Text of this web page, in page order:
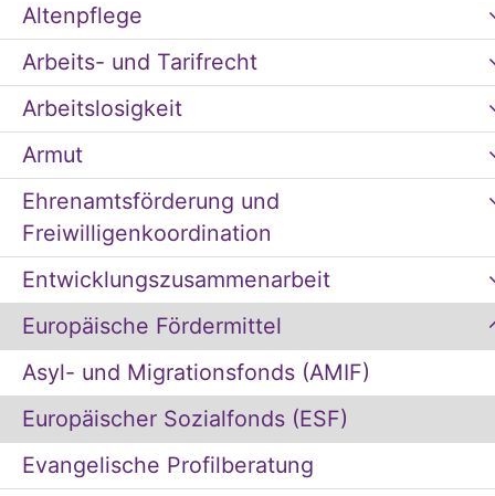
Altenpflege
Arbeits- und Tarifrecht
Arbeitslosigkeit
Armut
Ehrenamtsförderung und
Freiwilligenkoordination
Entwicklungszusammenarbeit
Europäische Fördermittel
Asyl- und Migrationsfonds (AMIF)
Europäischer Sozialfonds (ESF)
Evangelische Profilberatung